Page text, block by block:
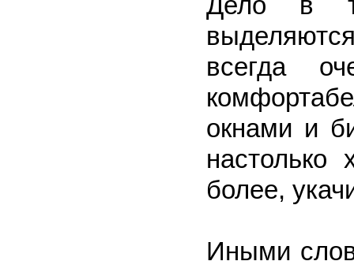
всегда
окнами и
более,
Иными